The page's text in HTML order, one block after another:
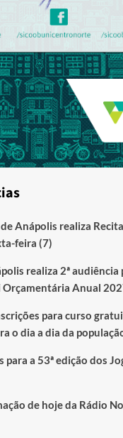
Anápolis realiza
feira (7)
realiza 2ª audiência
Orçamentária Anual
para curso
o dia a dia da
para a 53ª edição dos
de hoje da Rádio